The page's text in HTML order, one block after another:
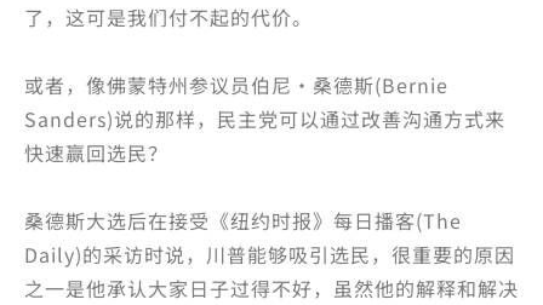
了，这可是我们付不起的代价。
或者，像佛蒙特州参议员伯尼·桑德斯(Bernie
Sanders)说的那样，民主党可以通过改善沟通方式来
快速赢回选民？
桑德斯大选后在接受《纽约时报》每日播客(The
Daily)的采访时说，川普能够吸引选民，很重要的原因
之一是他承认大家日子过得不好，虽然他的解释和解决